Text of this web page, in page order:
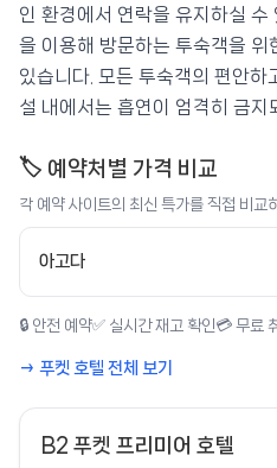
인 환경에서 연락을 유지하실 수
을 이용해 방문하는 투숙객을 위
있습니다. 모든 투숙객의 편안하
설 내에서는 흡연이 엄격히 금지
🏷️ 예약처별 가격 비교
각 예약 사이트의 최신 특가를 직접 비교
아고다
🔒 안전 예약✅ 실시간 재고 확인 💳 무료
→ 푸켓 호텔 전체 보기
B2 푸켓 프리미어 호텔